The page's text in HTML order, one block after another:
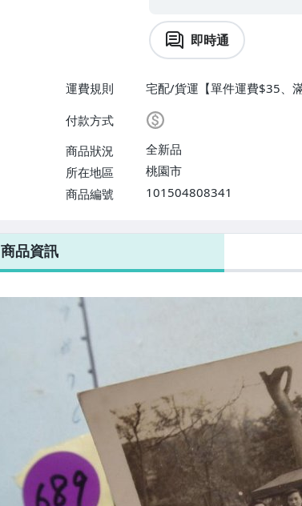
即時通
運費規則
宅配/貨運【單件運費$35、
【單件運費$35、滿8件或消
付款方式
商品狀況
全新品
所在地區
桃園市
商品編號
101504808341
商品資訊